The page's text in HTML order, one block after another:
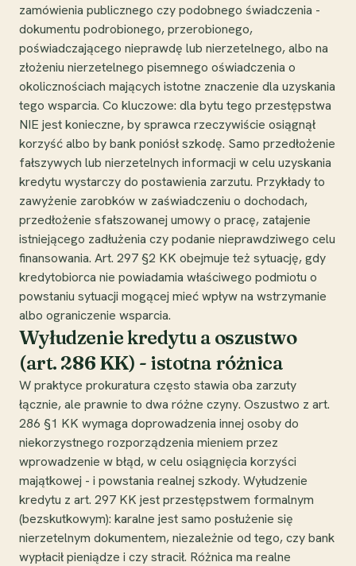
zamówienia publicznego czy podobnego świadczenia -
dokumentu podrobionego, przerobionego,
poświadczającego nieprawdę lub nierzetelnego, albo na
złożeniu nierzetelnego pisemnego oświadczenia o
okolicznościach mających istotne znaczenie dla uzyskania
tego wsparcia. Co kluczowe: dla bytu tego przestępstwa
NIE jest konieczne, by sprawca rzeczywiście osiągnął
korzyść albo by bank poniósł szkodę. Samo przedłożenie
fałszywych lub nierzetelnych informacji w celu uzyskania
kredytu wystarczy do postawienia zarzutu. Przykłady to
zawyżenie zarobków w zaświadczeniu o dochodach,
przedłożenie sfałszowanej umowy o pracę, zatajenie
istniejącego zadłużenia czy podanie nieprawdziwego celu
finansowania. Art. 297 §2 KK obejmuje też sytuację, gdy
kredytobiorca nie powiadamia właściwego podmiotu o
powstaniu sytuacji mogącej mieć wpływ na wstrzymanie
albo ograniczenie wsparcia.
Wyłudzenie kredytu a oszustwo
(art. 286 KK) - istotna różnica
W praktyce prokuratura często stawia oba zarzuty
łącznie, ale prawnie to dwa różne czyny. Oszustwo z art.
286 §1 KK wymaga doprowadzenia innej osoby do
niekorzystnego rozporządzenia mieniem przez
wprowadzenie w błąd, w celu osiągnięcia korzyści
majątkowej - i powstania realnej szkody. Wyłudzenie
kredytu z art. 297 KK jest przestępstwem formalnym
(bezskutkowym): karalne jest samo posłużenie się
nierzetelnym dokumentem, niezależnie od tego, czy bank
wypłacił pieniądze i czy stracił. Różnica ma realne